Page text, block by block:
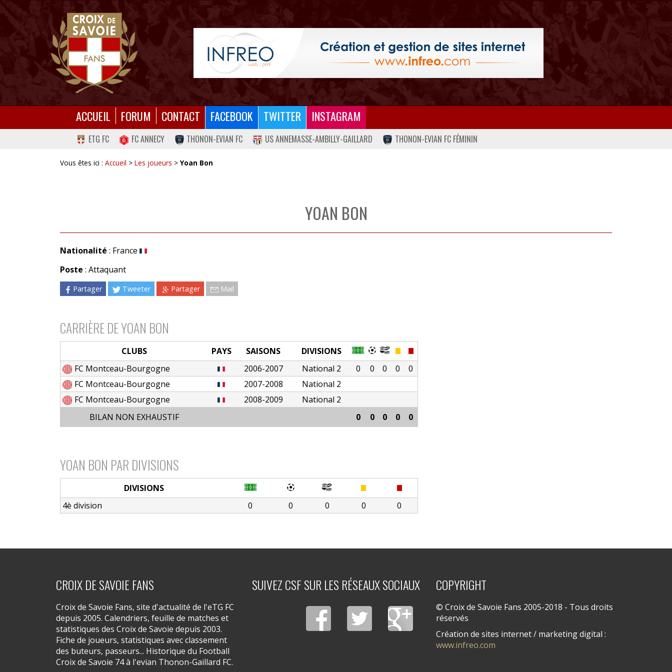
ACCUEIL FORUM CONTACT FACEBOOK TWITTER INSTAGRAM
ETG FC FC ANNECY THONON-EVIAN FC US ANNEMASSE-AMBILLY-GAILLARD THONON-EVIAN FC FÉMININ
Vous êtes ici : Accueil > Les joueurs > Yoan Bon
YOAN BON
Nationalité : France
Poste : Attaquant
Partager Tweeter Partager Mail
CARRIÈRE DE YOAN BON
CLUBS PAYS SAISONS
DIVISIONS
FC Montceau-Bourgogne
2006-2007 National 2 0 0 0 0
0
FC Montceau-Bourgogne
2007-2008
National 2
FC Montceau-Bourgogne
2008-2009
National 2
BILAN NON EXHAUSTIF
0 0 0 0 0
YOAN BON PAR DIVISIONS
DIVISIONS
4è division
0 0 0 0 0
CROIX DE SAVOIE FANS
Croix de Savoie Fans, site d'actualité de l'eTG FC
depuis 2005. Calendriers, feuille de matches et
statistiques des Croix de Savoie depuis 2003.
Fiche de joueurs, statistiques avec classement
des buteurs, passeurs... Historique du Football
Croix de Savoie 74 à l'evian Thonon-Gaillard FC.
SUIVEZ CSF SUR LES RÉSEAUX SOCIAUX COPYRIGHT
© Croix de Savoie Fans 2005-2018 - Tous droits
réservés
Création de sites internet / marketing digital :
www.infreo.com